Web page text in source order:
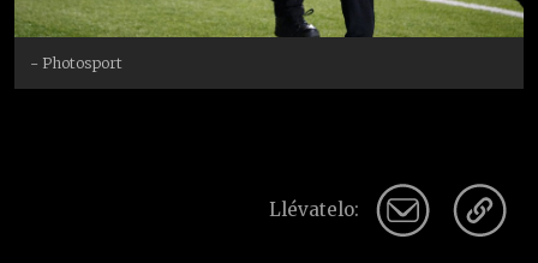
- Photosport
Llévatelo: